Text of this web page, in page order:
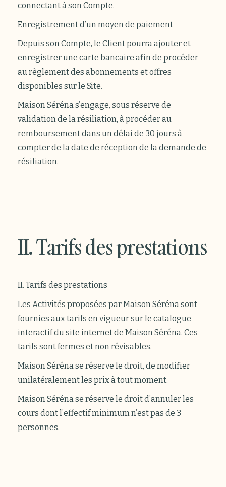
connectant à son Compte.
Enregistrement d’un moyen de paiement
Depuis son Compte, le Client pourra ajouter et
enregistrer une carte bancaire afin de procéder
au règlement des abonnements et offres
disponibles sur le Site.
Maison Séréna s’engage, sous réserve de
validation de la résiliation, à procéder au
remboursement dans un délai de 30 jours à
compter de la date de réception de la demande de
résiliation.
II. Tarifs des prestations
II. Tarifs des prestations
Les Activités proposées par Maison Séréna sont
fournies aux tarifs en vigueur sur le catalogue
interactif du site internet de Maison Séréna. Ces
tarifs sont fermes et non révisables.
Maison Séréna se réserve le droit, de modifier
unilatéralement les prix à tout moment.
Maison Séréna se réserve le droit d’annuler les
cours dont l’effectif minimum n’est pas de 3
personnes.